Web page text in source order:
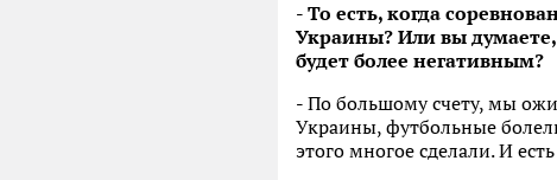
- То есть, когда
Украины? Или вы думаете,
будет более негативным?
- По большому счету, мы
Украины, футбольные
этого многое сделали. И